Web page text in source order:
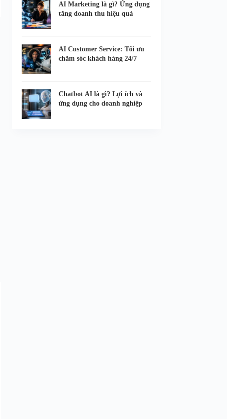
AI Marketing là gì? Ứng dụng
tăng doanh thu hiệu quả
AI Customer Service: Tối ưu
chăm sóc khách hàng 24/7
Chatbot AI là gì? Lợi ích và
ứng dụng cho doanh nghiệp